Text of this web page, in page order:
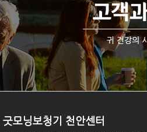
굿모닝보청기 천안센터